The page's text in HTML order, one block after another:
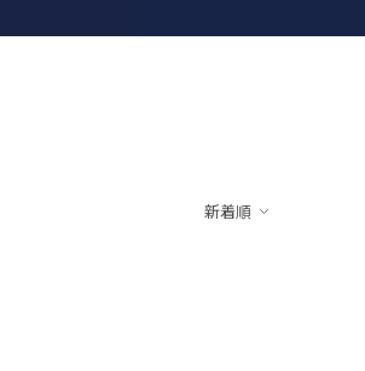
お気に入りブランド
新着順